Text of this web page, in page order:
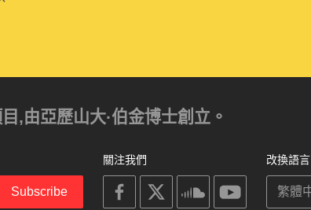
由亞歷山大·伯金博士創立。
改換語言
關注我們
on
facebook
soundcloudyoutube
Subscribe